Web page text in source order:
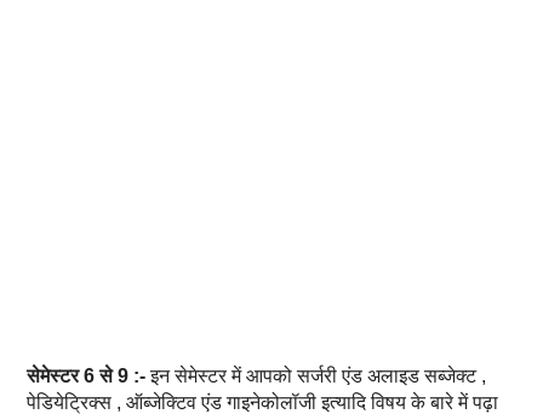
सेमेस्टर 6 से 9 :-इन सेमेस्टर में आपको सर्जरी एंड अलाइड सब्जेक्ट ,
पेडियेट्रिक्स , ऑब्जेक्टिव एंड गाइनेकोलॉजी इत्यादि विषय के बारे में पढ़ा